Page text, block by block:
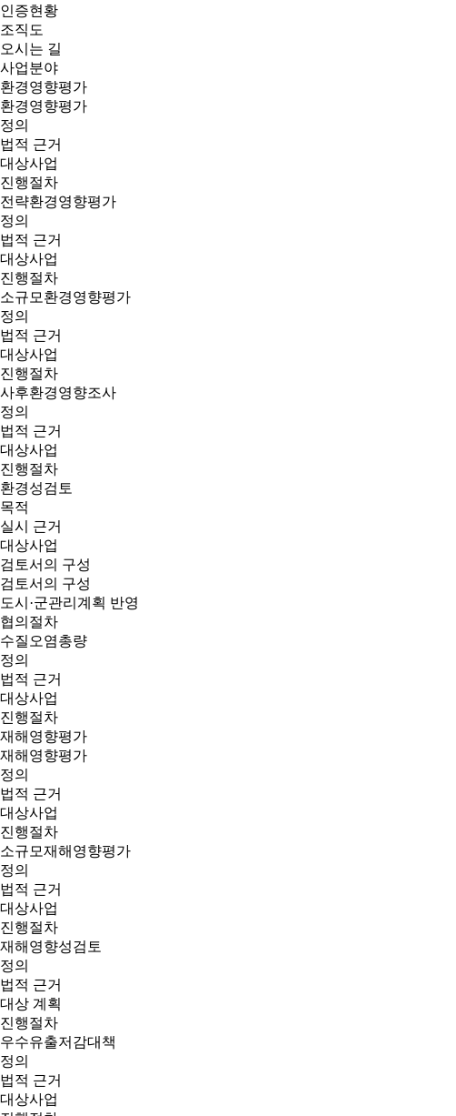
인증현황
조직도
오시는 길
사업분야
환경영향평가
환경영향평가
정의
법적 근거
대상사업
진행절차
전략환경영향평가
정의
법적 근거
대상사업
진행절차
소규모환경영향평가
정의
법적 근거
대상사업
진행절차
사후환경영향조사
정의
법적 근거
대상사업
진행절차
환경성검토
목적
실시 근거
대상사업
검토서의 구성
검토서의 구성
도시·군관리계획 반영
협의절차
수질오염총량
정의
법적 근거
대상사업
진행절차
재해영향평가
재해영향평가
정의
법적 근거
대상사업
진행절차
소규모재해영향평가
정의
법적 근거
대상사업
진행절차
재해영향성검토
정의
법적 근거
대상 계획
진행절차
우수유출저감대책
정의
법적 근거
대상사업